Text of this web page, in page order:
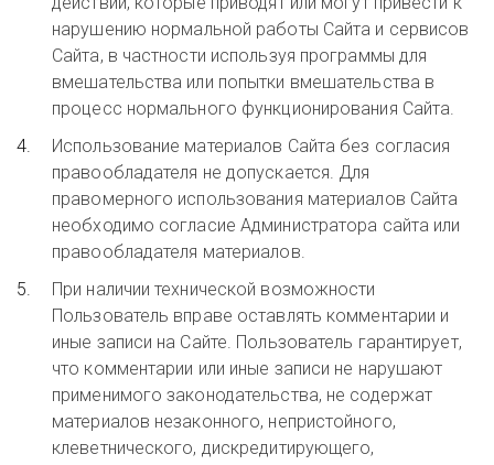
нарушению нормальной работы Сайта и сервисов
Сайта, в частности используя программы для
вмешательства или попытки вмешательства в
процесс нормального функционирования Сайта.
Использование материалов Сайта без согласия
правообладателя не допускается. Для
правомерного использования материалов Сайта
необходимо согласие Администратора сайта или
правообладателя материалов.
При наличии технической возможности
Пользователь вправе оставлять комментарии и
иные записи на Сайте. Пользователь гарантирует,
что комментарии или иные записи не нарушают
применимого законодательства, не содержат
материалов незаконного, непристойного,
клеветнического, дискредитирующего,